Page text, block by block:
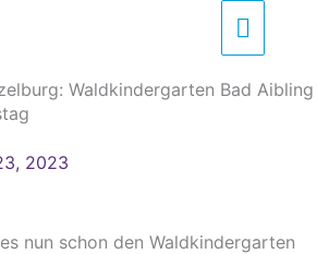
Waldkindergarten Bad Aibling
2023
nun schon den Waldkindergarten